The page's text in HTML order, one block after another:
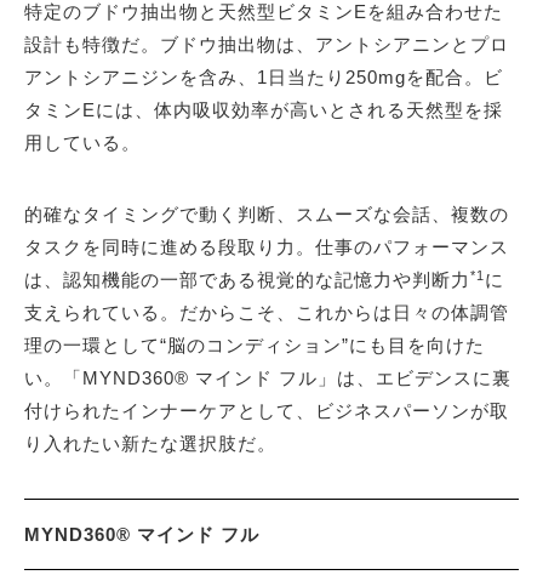
特定のブドウ抽出物と天然型ビタミンEを組み合わせた
設計も特徴だ。ブドウ抽出物は、アントシアニンとプロ
アントシアニジンを含み、1日当たり250mgを配合。ビ
タミンEには、体内吸収効率が高いとされる天然型を採
用している。
的確なタイミングで動く判断、スムーズな会話、複数の
タスクを同時に進める段取り力。仕事のパフォーマンス
は、認知機能の一部である視覚的な記憶力や判断力 *1 に
支えられている。だからこそ、これからは日々の体調管
理の一環として“脳のコンディション”にも目を向けた
い。「MYND360® マインド フル」は、エビデンスに裏
付けられたインナーケアとして、ビジネスパーソンが取
り入れたい新たな選択肢だ。
MYND360® マインド フル